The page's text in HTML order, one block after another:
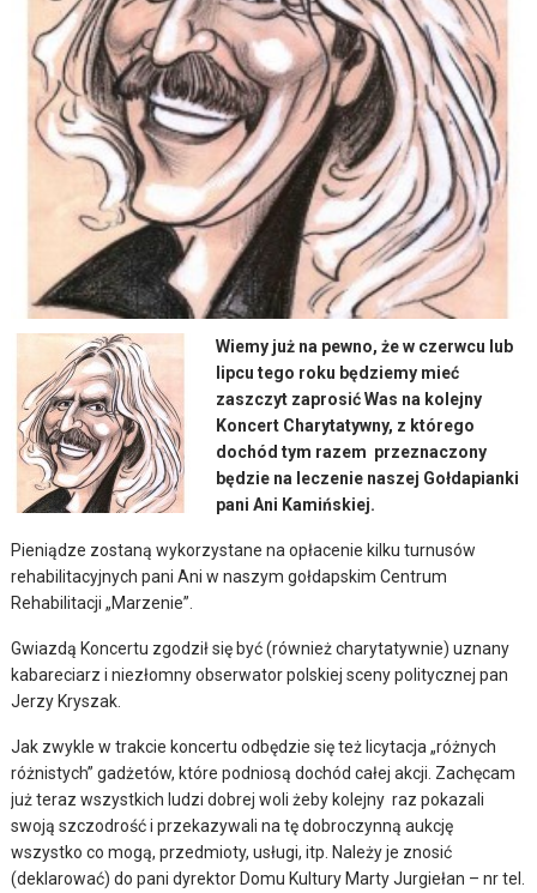
Wiemy już na pewno, że w czerwcu lub
lipcu tego roku będziemy mieć
zaszczyt zaprosić Was na kolejny
Koncert Charytatywny, z którego
dochód tym razem przeznaczony
będzie na leczenie naszej Gołdapianki
pani Ani Kamińskiej.
Pieniądze zostaną wykorzystane na opłacenie kilku turnusów
rehabilitacyjnych pani Ani w naszym gołdapskim Centrum
Rehabilitacji „Marzenie”.
Gwiazdą Koncertu zgodził się być (również charytatywnie) uznany
kabareciarz i niezłomny obserwator polskiej sceny politycznej pan
Jerzy Kryszak.
Jak zwykle w trakcie koncertu odbędzie się też licytacja „różnych
różnistych” gadżetów, które podniosą dochód całej akcji. Zachęcam
już teraz wszystkich ludzi dobrej woli żeby kolejny raz pokazali
swoją szczodrość i przekazywali na tę dobroczynną aukcję
wszystko co mogą, przedmioty, usługi, itp. Należy je znosić
(deklarować) do pani dyrektor Domu Kultury Marty Jurgiełan – nr tel.